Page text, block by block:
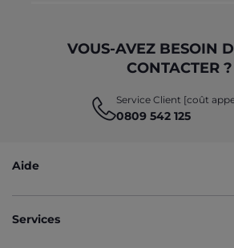
VOUS-AVEZ BESOIN
CONTACTER ?
Service Client [coût
0809 542 125
Aide
Services